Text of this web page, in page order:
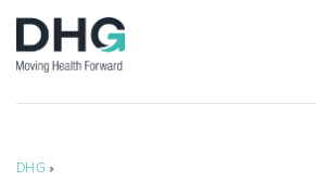
DHG »